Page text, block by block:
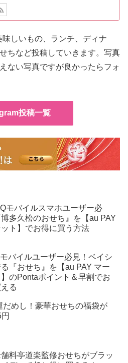
味しいもの、ランチ、ディナ
ちなど投稿していきます。写真
ない写真ですが良かったらフォ
投稿一覧
モバイルスマホユーザー必
博多久松のおせち』を【au PAY
ト】でお得に買う方法
バイルユーザー必見！ベイシ
『おせち』を【au PAY マー
のPontaポイント＆早割でお
る
だめし！豪華おせちの福袋が
料亭道楽監修おせちがブラッ